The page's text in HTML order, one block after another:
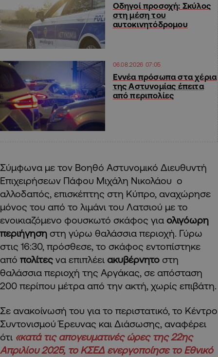
Οδηγοί προσοχή: Σκύλος
στη μέση του
αυτοκινητόδρομου
06.08.2026 07:05
Εννέα πρόσωπα στα χέρια
της Αστυνομίας έπειτα
από περιπολίες
Σύμφωνα με τον Βοηθό Αστυνομικό Διευθυντή
Επιχειρήσεων Πάφου Μιχάλη Νικολάου ο
αλλοδαπός, επισκέπτης στη Κύπρο, αναχώρησε
μόνος του από το λιμάνι του Λατσιού με το
ενοικιαζόμενο φουσκωτό σκάφος για ολιγόωρη
περιήγηση στη γύρω θαλάσσια περιοχή. Γύρω
στις 16:30, πρόσθεσε, το σκάφος εντοπίστηκε
από πολίτες να επιπλέει ακυβέρνητο στη
θαλάσσια περιοχή της Αργάκας, σε απόσταση
200 περίπου μέτρα από την ακτή, χωρίς επιβάτη.
Σε ανακοίνωσή του για το περιστατικό, το Κέντρο
Συντονισμού Έρευνας και Διάσωσης, αναφέρει
ότι «κατά τις απογευματινές ώρες της 22ης
Απριλίου 2025, το ΚΣΕΔ ενεργοποίησε το Εθνικό